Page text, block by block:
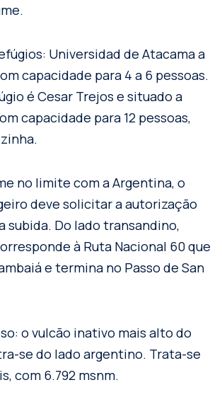
Universidad de Atacama a
capacidade para 4 a 6 pessoas.
é Cesar Trejos e situado a
capacidade para 12 pessoas,
no limite com a Argentina, o
deve solicitar a autorização
subida. Do lado transandino,
à Ruta Nacional 60 que
e termina no Passo de San
o vulcão inativo mais alto do
se do lado argentino. Trata-se
com 6.792 msnm.